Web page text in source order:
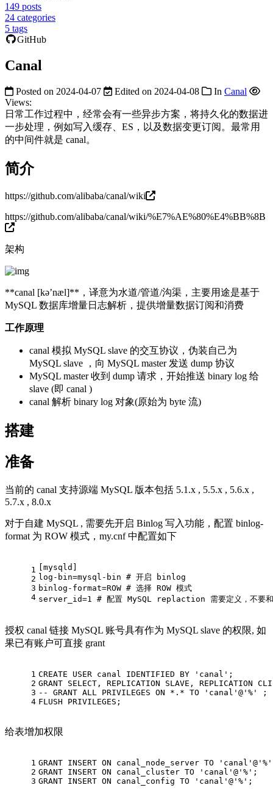
149 posts
24 categories
5 tags
GitHub
Canal
Posted on 2024-04-07 Edited on 2024-04-08 In Canal
Views:
日常工作过程中，经常会有一些异步方案，将持久化的数据进
一步处理，例如写入缓存、ES，以及数据变更订阅。最常用
的中间件就是 canal。
简介
https://github.com/alibaba/canal/wiki
https://github.com/alibaba/canal/wiki/%E7%AE%80%E4%BB%8B
架构
**canal [kə’næl]**，译意为水道/管道/沟渠，主要用途是基于
MySQL 数据库增量日志解析，提供增量数据订阅和消费
工作原理
canal 模拟 MySQL slave 的交互协议，伪装自己为
MySQL slave ，向 MySQL master 发送 dump 协议
MySQL master 收到 dump 请求，开始推送 binary log 给
slave (即 canal )
canal 解析 binary log 对象(原始为 byte 流)
搭建
准备
当前的 canal 支持源端 MySQL 版本包括 5.1.x , 5.5.x , 5.6.x ,
5.7.x , 8.0.x
对于自建 MySQL , 需要先开启 Binlog 写入功能，配置 binlog-
format 为 ROW 模式，my.cnf 中配置如下
1
2
3
4
[mysqld]
log-bin=mysql-bin # 开启 binlog
binlog-format=ROW # 选择 ROW 模式
server_id=1 # 配置 MySQL replaction 需要定义，不
授权 canal 链接 MySQL 账号具有作为 MySQL slave 的权限, 如
果已有账户可直接 grant
1
2
3
4
CREATE USER canal IDENTIFIED BY 'canal' ;
GRANT SELECT , REPLICATION SLAVE, REPLICATION
-- GRANT ALL PRIVILEGES ON *.* TO 'canal'@'%' ;
FLUSH PRIVILEGES;
给表增加权限
1
2
3
GRANT INSERT ON canal_node_server TO 'canal' @ '%'
GRANT INSERT ON canal_cluster TO 'canal' @ '%' ;
GRANT INSERT ON canal_config TO 'canal' @ '%' ;